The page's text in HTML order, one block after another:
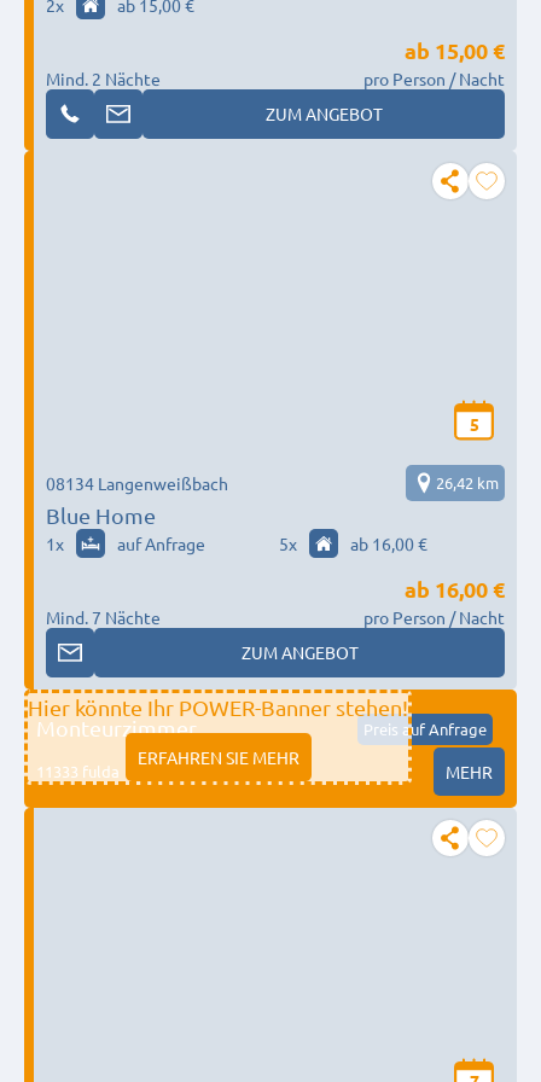
2x ab 15,00 €
Mind. 2 Nächte
ab 15,00 €
pro Person / Nacht
ZUM ANGEBOT
5
Blue Home
08134 Langenweißbach 26,42 km
1x auf Anfrage 5x ab 16,00 €
Mind. 7 Nächte
ab 16,00 €
pro Person / Nacht
ZUM ANGEBOT
Hier könnte Ihr POWER-Banner stehen!
ERFAHREN SIE MEHR
Monteurzimmer Preis auf Anfrage
11333 fulda MEHR